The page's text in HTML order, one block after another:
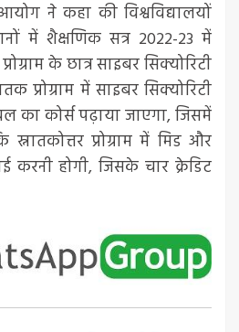
ने कहा की विश्वविद्यालयों
में शैक्षणिक सत्र 2022-23 में
के छात्र साइबर सिक्योरिटी
प्रोग्राम में साइबर सिक्योरिटी
कोर्स पढ़ाया जाएगा, जिसमें
प्रोग्राम में मिड और
होगी, जिसके चार क्रेडिट